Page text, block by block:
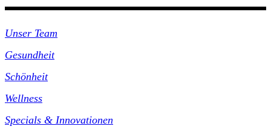
Unser Team
Gesundheit
Schönheit
Wellness
Specials & Innovationen